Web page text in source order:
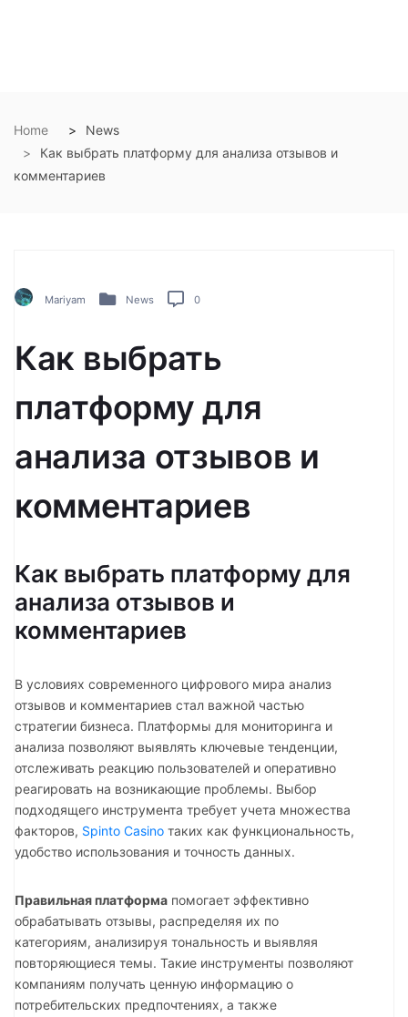
Home
News
Как выбрать платформу для анализа отзывов и
комментариев
Mariyam News 0
Как выбрать
платформу для
анализа отзывов и
комментариев
Как выбрать платформу для
анализа отзывов и
комментариев
В условиях современного цифрового мира анализ
отзывов и комментариев стал важной частью
стратегии бизнеса. Платформы для мониторинга и
анализа позволяют выявлять ключевые тенденции,
отслеживать реакцию пользователей и оперативно
реагировать на возникающие проблемы. Выбор
подходящего инструмента требует учета множества
факторов, Spinto Casino таких как функциональность,
удобство использования и точность данных.
Правильная платформа помогает эффективно
обрабатывать отзывы, распределяя их по
категориям, анализируя тональность и выявляя
повторяющиеся темы. Такие инструменты позволяют
компаниям получать ценную информацию о
потребительских предпочтениях, а также